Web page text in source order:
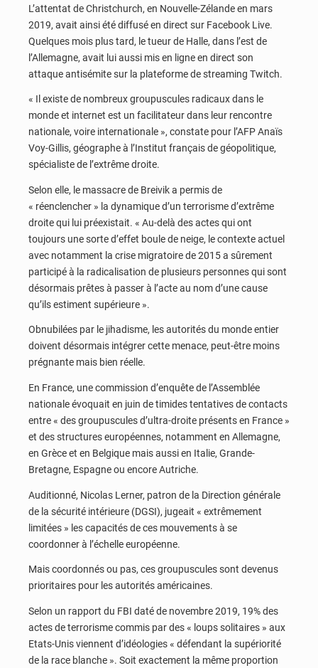
L’attentat de Christchurch, en Nouvelle-Zélande en mars
2019, avait ainsi été diffusé en direct sur Facebook Live.
Quelques mois plus tard, le tueur de Halle, dans l’est de
l’Allemagne, avait lui aussi mis en ligne en direct son
attaque antisémite sur la plateforme de streaming Twitch.
« Il existe de nombreux groupuscules radicaux dans le
monde et internet est un facilitateur dans leur rencontre
nationale, voire internationale », constate pour l’AFP Anaïs
Voy-Gillis, géographe à l’Institut français de géopolitique,
spécialiste de l’extrême droite.
Selon elle, le massacre de Breivik a permis de
« réenclencher » la dynamique d’un terrorisme d’extrême
droite qui lui préexistait. « Au-delà des actes qui ont
toujours une sorte d’effet boule de neige, le contexte actuel
avec notamment la crise migratoire de 2015 a sûrement
participé à la radicalisation de plusieurs personnes qui sont
désormais prêtes à passer à l’acte au nom d’une cause
qu’ils estiment supérieure ».
Obnubilées par le jihadisme, les autorités du monde entier
doivent désormais intégrer cette menace, peut-être moins
prégnante mais bien réelle.
En France, une commission d’enquête de l’Assemblée
nationale évoquait en juin de timides tentatives de contacts
entre « des groupuscules d’ultra-droite présents en France »
et des structures européennes, notamment en Allemagne,
en Grèce et en Belgique mais aussi en Italie, Grande-
Bretagne, Espagne ou encore Autriche.
Auditionné, Nicolas Lerner, patron de la Direction générale
de la sécurité intérieure (DGSI), jugeait « extrêmement
limitées » les capacités de ces mouvements à se
coordonner à l’échelle européenne.
Mais coordonnés ou pas, ces groupuscules sont devenus
prioritaires pour les autorités américaines.
Selon un rapport du FBI daté de novembre 2019, 19% des
actes de terrorisme commis par des « loups solitaires » aux
Etats-Unis viennent d’idéologies « défendant la supériorité
de la race blanche ». Soit exactement la même proportion